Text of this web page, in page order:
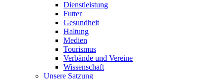
Dienstleistung
Futter
Gesundheit
Haltung
Medien
Tourismus
Verbände und Vereine
Wissenschaft
Unsere Satzung